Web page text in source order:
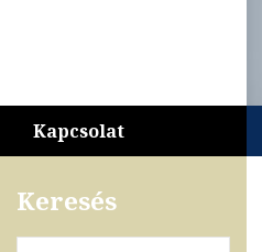
Kapcsolat
Keresés